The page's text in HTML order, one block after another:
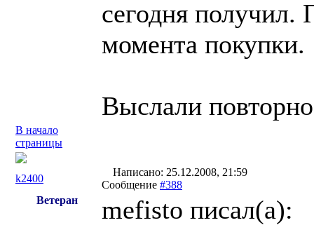
сегодня получил.
момента покупки.
Выслали
В начало
страницы
k2400
Написано: 25.12.2008, 21:59
Сообщение #388
Ветеран
mefisto писал(a):